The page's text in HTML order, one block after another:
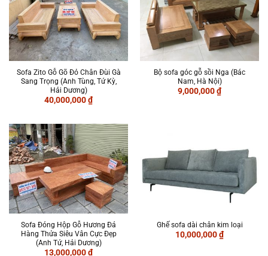
Sofa Zito Gỗ Gõ Đỏ Chân Đùi Gà
Sang Trọng (Anh Tùng, Tứ Kỳ,
Hải Dương)
40,000,000₫
Bộ sofa góc gỗ sồi Nga (Bác
Nam, Hà Nội)
9,000,000₫
Sofa Đóng Hộp Gỗ Hương Đá
Hàng Thửa Siêu Vân Cực Đẹp
(Anh Tứ, Hải Dương)
13,000,000₫
Ghế sofa dài chân kim loại
10,000,000₫